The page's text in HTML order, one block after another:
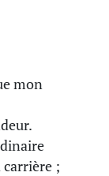
mon
;